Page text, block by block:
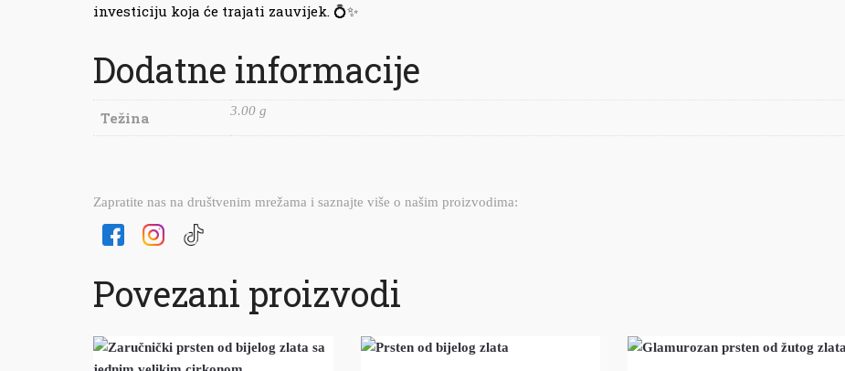
investiciju koja će trajati zauvijek. 💍✨
Dodatne informacije
Težina 3.00 g
Zapratite nas na društvenim mrežama i saznajte više o našim proizvodima:
Povezani proizvodi